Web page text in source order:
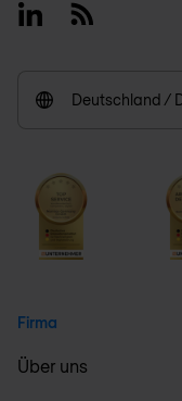
LinkedinRSS
Deutschland /
Firma
Über uns